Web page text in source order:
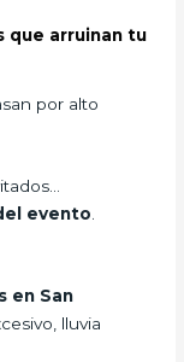
que arruinan tu
por alto
evento
en San
lluvia